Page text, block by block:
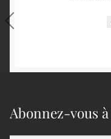
Abonnez-vous